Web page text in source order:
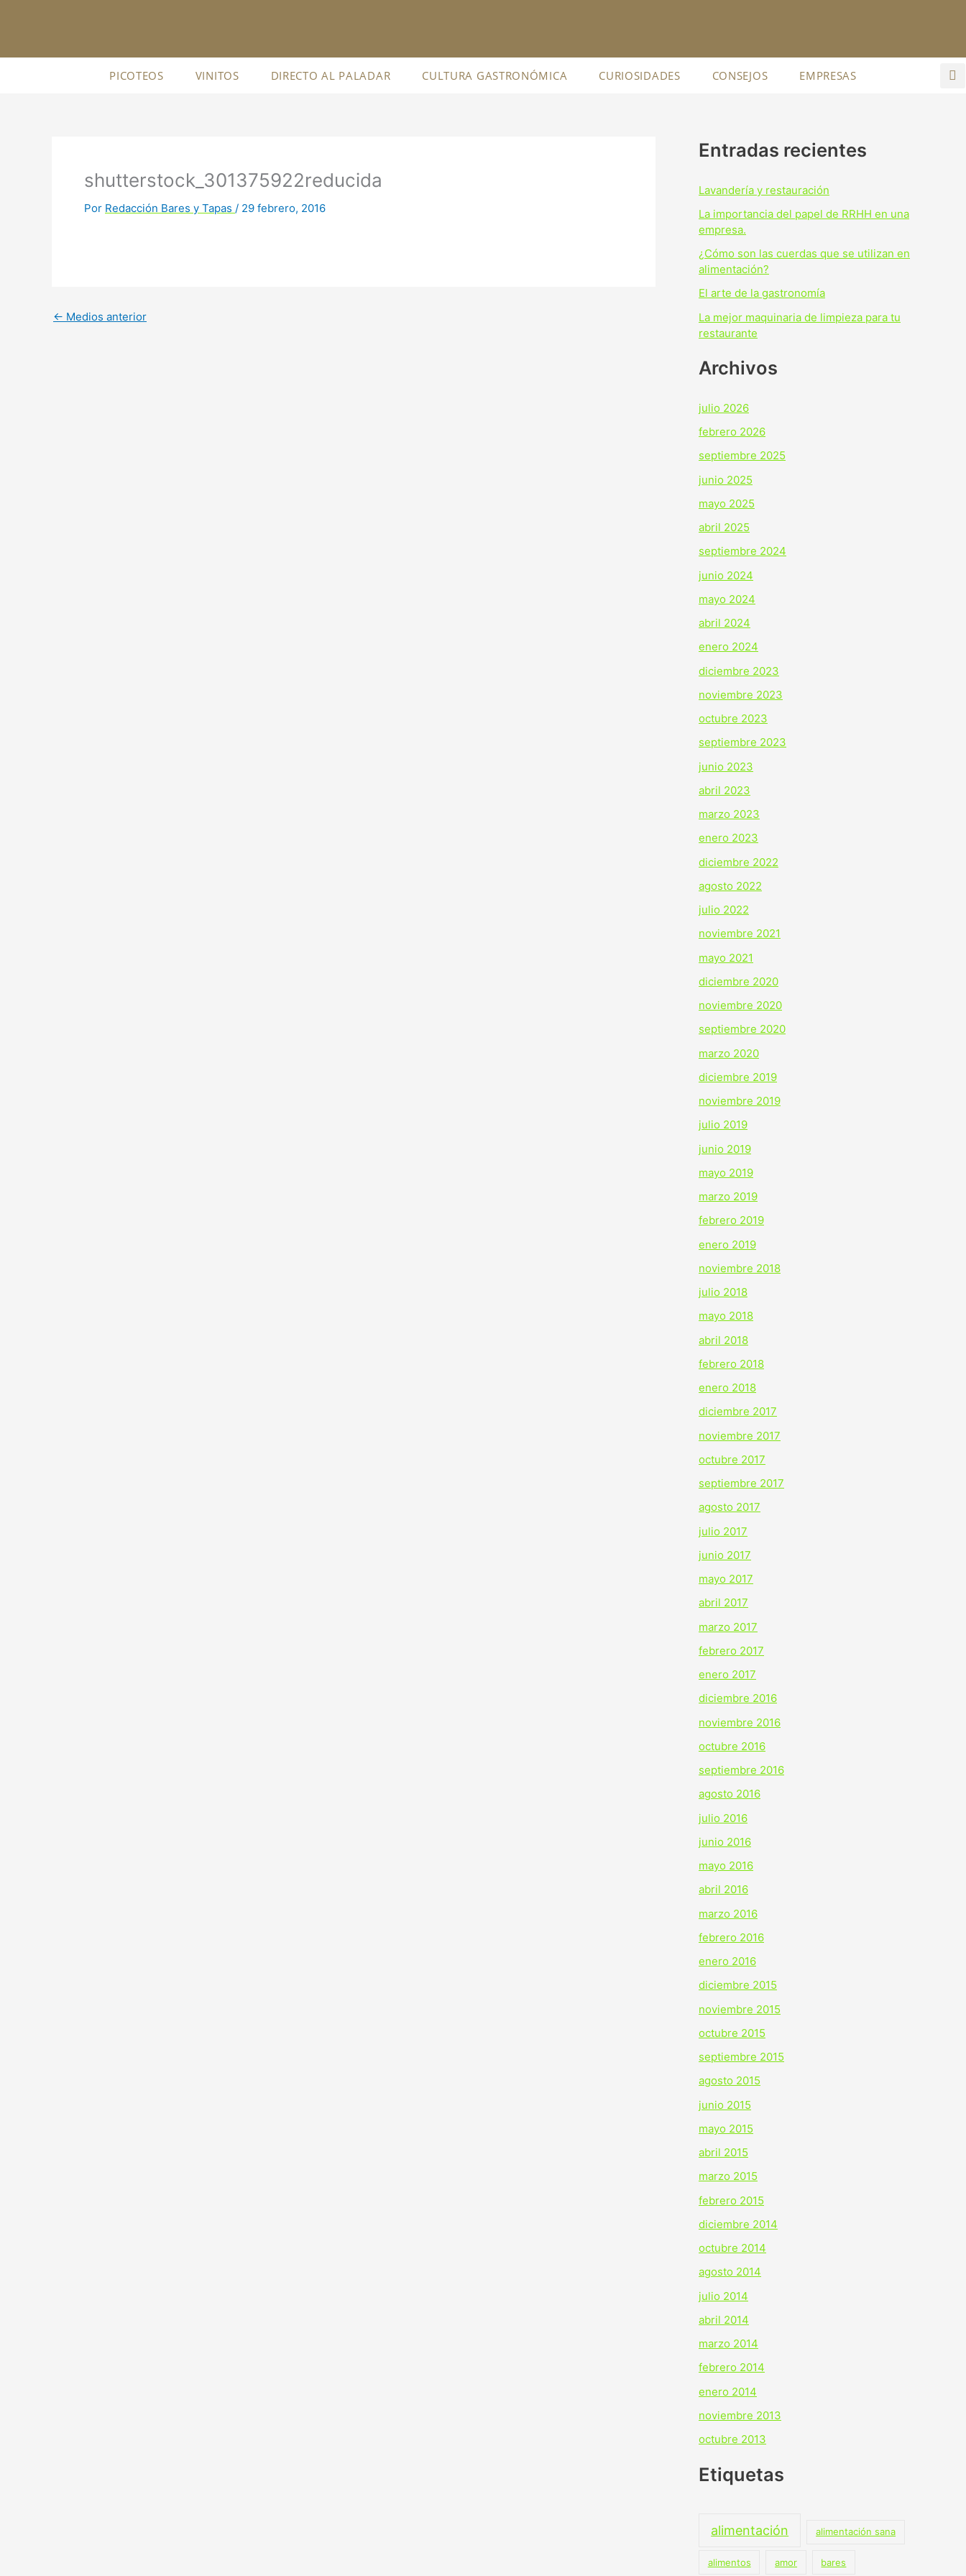
PICOTEOS VINITOS DIRECTO AL PALADAR CULTURA GASTRONÓMICA CURIOSIDADES CONSEJOS EMPRESAS
shutterstock_301375922reducida
Por Redacción Bares y Tapas / 29 febrero, 2016
← Medios anterior
Entradas recientes
Lavandería y restauración
La importancia del papel de RRHH en una
empresa.
¿Cómo son las cuerdas que se utilizan en
alimentación?
El arte de la gastronomía
La mejor maquinaria de limpieza para tu
restaurante
Archivos
julio 2026
febrero 2026
septiembre 2025
junio 2025
mayo 2025
abril 2025
septiembre 2024
junio 2024
mayo 2024
abril 2024
enero 2024
diciembre 2023
noviembre 2023
octubre 2023
septiembre 2023
junio 2023
abril 2023
marzo 2023
enero 2023
diciembre 2022
agosto 2022
julio 2022
noviembre 2021
mayo 2021
diciembre 2020
noviembre 2020
septiembre 2020
marzo 2020
diciembre 2019
noviembre 2019
julio 2019
junio 2019
mayo 2019
marzo 2019
febrero 2019
enero 2019
noviembre 2018
julio 2018
mayo 2018
abril 2018
febrero 2018
enero 2018
diciembre 2017
noviembre 2017
octubre 2017
septiembre 2017
agosto 2017
julio 2017
junio 2017
mayo 2017
abril 2017
marzo 2017
febrero 2017
enero 2017
diciembre 2016
noviembre 2016
octubre 2016
septiembre 2016
agosto 2016
julio 2016
junio 2016
mayo 2016
abril 2016
marzo 2016
febrero 2016
enero 2016
diciembre 2015
noviembre 2015
octubre 2015
septiembre 2015
agosto 2015
junio 2015
mayo 2015
abril 2015
marzo 2015
febrero 2015
diciembre 2014
octubre 2014
agosto 2014
julio 2014
abril 2014
marzo 2014
febrero 2014
enero 2014
noviembre 2013
octubre 2013
Etiquetas
alimentación alimentación sana
alimentos amor bares